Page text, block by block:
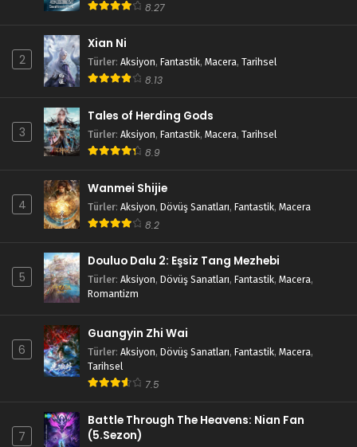
8.27
2
Xian Ni
Türler: Aksiyon, Fantastik, Macera, Tarihsel
8.13
3
Tales of Herding Gods
Türler: Aksiyon, Fantastik, Macera, Tarihsel
8.9
4
Wanmei Shijie
Türler: Aksiyon, Dövüş Sanatları, Fantastik, Macera
8.2
5
Douluo Dalu 2: Eşsiz Tang Mezhebi
Türler: Aksiyon, Dövüş Sanatları, Fantastik, Macera,
Romantizm
6
Guangyin Zhi Wai
Türler: Aksiyon, Dövüş Sanatları, Fantastik, Macera,
Tarihsel
7.5
7
Battle Through The Heavens: Nian Fan
(5.Sezon)